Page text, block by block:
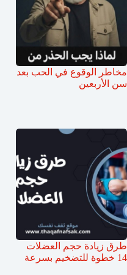
مخاطر الوقوع في الحب بعد
سن الأربعين
طرق زيادة حجم العضلات
14 خطوة للتضخيم بسرعة